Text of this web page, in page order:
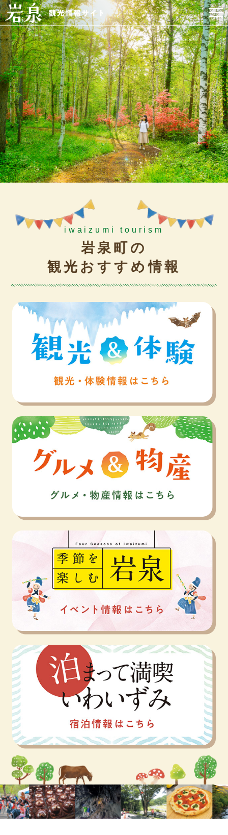
iwaizumi tourism
岩泉町の
観光おすすめ情報